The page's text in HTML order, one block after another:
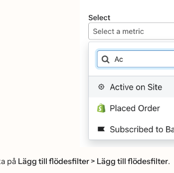
på Lägg till flödesfilter > Lägg till flödesfilter.